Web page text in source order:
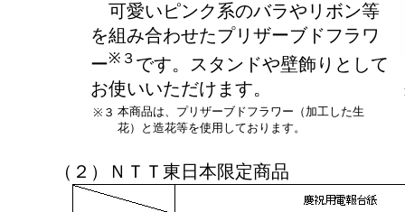
可愛いピンク系のバラやリボン等
を組み合わせたプリザーブドフラワ
ー※３ です。スタンドや壁飾りとして
お使いいただけます。
※３ 本商品は、プリザーブドフラワー（加工した生
花）と造花等を使用しております。
（２）ＮＴＴ東日本限定商品